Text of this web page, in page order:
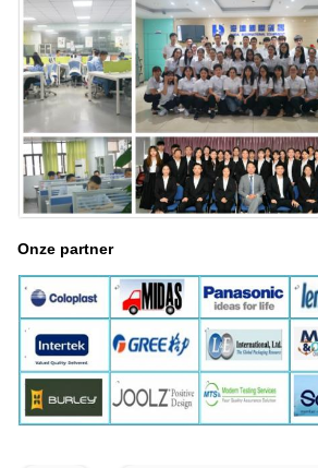
Onze partner